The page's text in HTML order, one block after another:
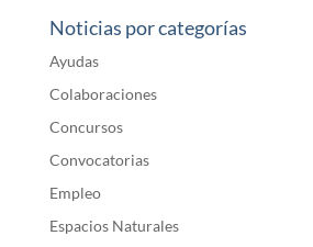
Noticias por categorías
Ayudas
Colaboraciones
Concursos
Convocatorias
Empleo
Espacios Naturales